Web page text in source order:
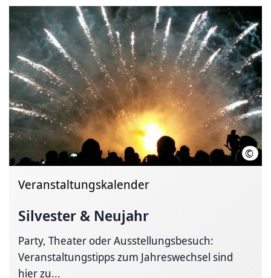
©
Veranstaltungskalender
Silvester & Neujahr
Party, Theater oder Aus­stel­lungs­besuch:
Veranstaltungstipps zum Jahreswechsel sind
hier zu...